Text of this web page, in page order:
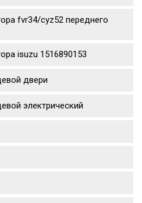
fvr34/cyz52 переднего
isuzu 1516890153
двери
электрический